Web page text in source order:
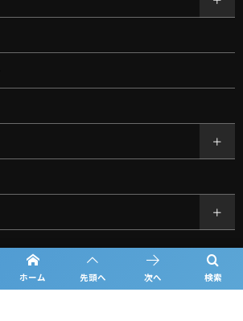
検索
ホーム 先頭へ 次へ
プライバシーポリシー